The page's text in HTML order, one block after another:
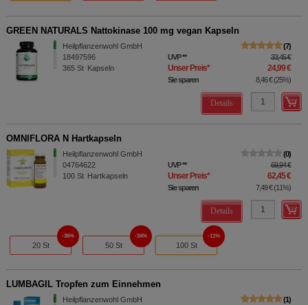
GREEN NATURALS Nattokinase 100 mg vegan Kapseln
Heilpflanzenwohl GmbH
18497596
365 St Kapseln
7
UVP** 33,45 €
Unser Preis* 24,99 €
Sie sparen 8,46 €(25%)
Details
OMNIFLORA N Hartkapseln
Heilpflanzenwohl GmbH
04764622
100 St Hartkapseln
0
UVP** 69,94 €
Unser Preis* 62,45 €
Sie sparen 7,49 €(11%)
Details
20 St
36%
50 St
34%
100 St
11%
LUMBAGIL Tropfen zum Einnehmen
Heilpflanzenwohl GmbH
1